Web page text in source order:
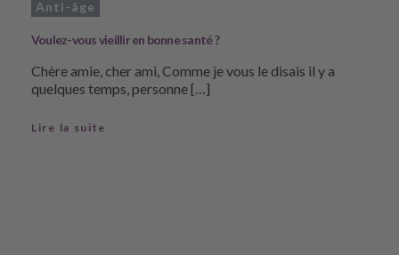
Anti-âge
Voulez-vous vieillir en bonne santé ?
Chère amie, cher ami, Comme je vous le disais il y a
quelques temps, personne […]
Lire la suite